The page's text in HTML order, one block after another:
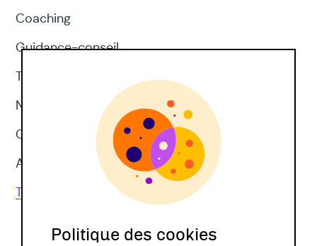
Coaching
Guidance-conseil
Thérapie d'acceptation et d'engagement
Neuropsychologie
CNV
Approches corporelles
Toutes les techniques
Politique des cookies